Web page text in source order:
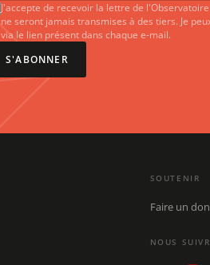
J'accepte de recevoir la lettre de
ne seront jamais transmises à des tiers. Je
via le lien présent dans chaque e-mail.
S'ABONNER
SOUTENIR
Faire un don
NOUS